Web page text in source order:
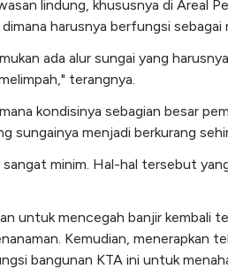
lindung, khususnya di Areal
harusnya berfungsi sebagai
ada alur sungai yang
terangnya.
kondisinya sebagian besar
menjadi berkurang
minim. Hal-hal tersebut
untuk mencegah banjir kembali
Kemudian, menerapkan
bangunan KTA ini untuk